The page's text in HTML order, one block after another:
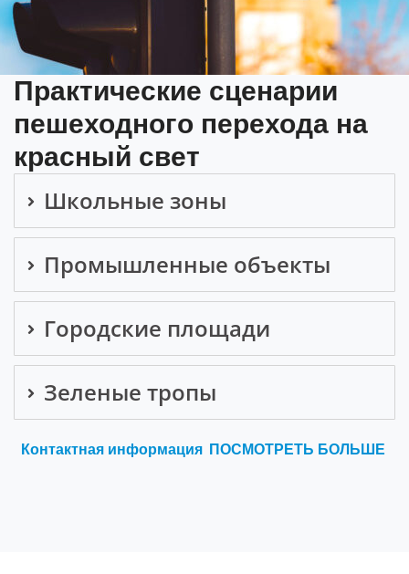
Практические сценарии
пешеходного перехода на
красный свет
Школьные зоны
Промышленные объекты
Городские площади
Зеленые тропы
Контактная информация ПОСМОТРЕТЬ БОЛЬШЕ